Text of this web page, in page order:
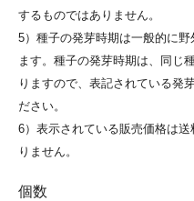
するものではありません。
5）種子の発芽時期は一般的に
ます。種子の発芽時期は、同じ
りますので、表記されている発
ださい。
6）表示されている販売価格は
りません。
個数